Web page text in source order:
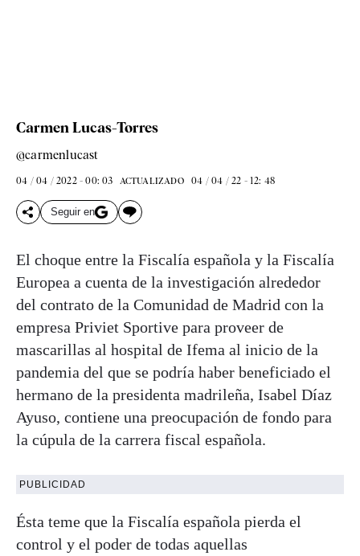
Carmen Lucas-Torres
@carmenlucast
04 / 04 / 2022 - 00: 03 ACTUALIZADO 04 / 04 / 22 - 12: 48
Seguir en
El choque entre la Fiscalía española y la Fiscalía
Europea a cuenta de la investigación alrededor
del contrato de la Comunidad de Madrid con la
empresa Priviet Sportive para proveer de
mascarillas al hospital de Ifema al inicio de la
pandemia del que se podría haber beneficiado el
hermano de la presidenta madrileña, Isabel Díaz
Ayuso, contiene una preocupación de fondo para
la cúpula de la carrera fiscal española.
PUBLICIDAD
Ésta teme que la Fiscalía española pierda el
control y el poder de todas aquellas